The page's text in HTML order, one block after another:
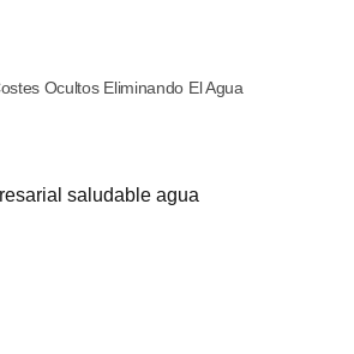
Ocultos Eliminando El Agua